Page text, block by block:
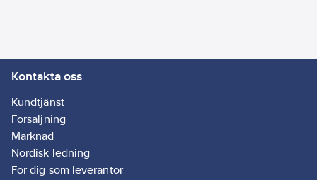
Kontakta oss
Kundtjänst
Försäljning
Marknad
Nordisk ledning
För dig som leverantör